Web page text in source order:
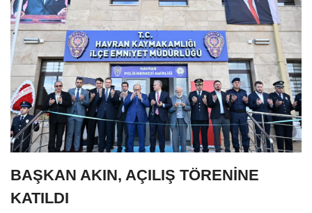
BAŞKAN AKIN, AÇILIŞ TÖRENİNE
KATILDI